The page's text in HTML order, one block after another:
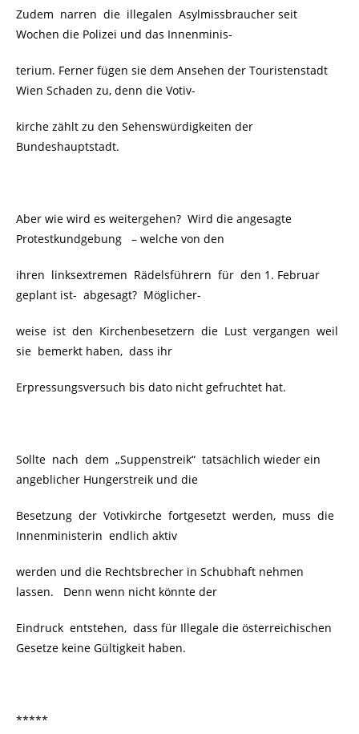
Zudem narren die illegalen Asylmissbraucher seit
Wochen die Polizei und das Innenminis-
terium. Ferner fügen sie dem Ansehen der Touristenstadt
Wien Schaden zu, denn die Votiv-
kirche zählt zu den Sehenswürdigkeiten der
Bundeshauptstadt.
Aber wie wird es weitergehen? Wird die angesagte
Protestkundgebung
– welche von den
ihren linksextremen Rädelsführern für den 1. Februar
geplant ist- abgesagt? Möglicher-
weise ist den Kirchenbesetzern die Lust vergangen weil
sie bemerkt haben, dass ihr
Erpressungsversuch bis dato nicht gefruchtet hat.
Sollte nach dem „Suppenstreik“ tatsächlich wieder ein
angeblicher Hungerstreik und die
Besetzung der Votivkirche fortgesetzt werden, muss die
Innenministerin endlich aktiv
werden und die Rechtsbrecher in Schubhaft nehmen
lassen. Denn wenn nicht könnte der
Eindruck entstehen, dass für Illegale die österreichischen
Gesetze keine Gültigkeit haben.
*****